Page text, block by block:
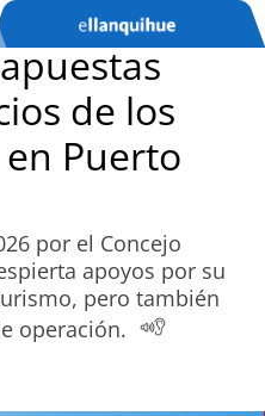
de los
Puerto
por el Concejo
apoyos por su
pero también
operación.